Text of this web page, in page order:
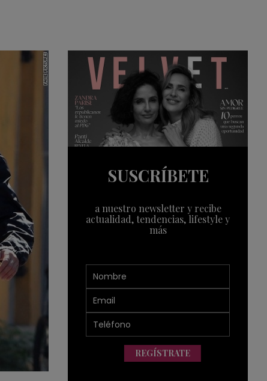
SUSCRÍBETE
a nuestro newsletter y recibe
actualidad, tendencias, lifestyle y
más
REGÍSTRATE